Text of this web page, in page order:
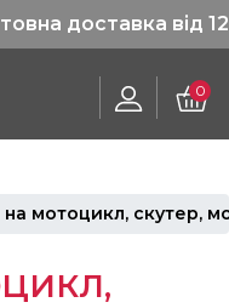
від 1200
0
мотоцикл, скутер,